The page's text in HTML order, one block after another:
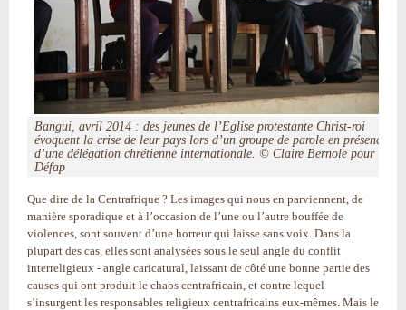
Bangui, avril 2014 : des jeunes de l’Eglise protestante Christ-roi
évoquent la crise de leur pays lors d’un groupe de parole en présence
d’une délégation chrétienne internationale. © Claire Bernole pour
Défap
Que dire de la Centrafrique ? Les images qui nous en parviennent, de
manière sporadique et à l’occasion de l’une ou l’autre bouffée de
violences, sont souvent d’une horreur qui laisse sans voix. Dans la
plupart des cas, elles sont analysées sous le seul angle du conflit
interreligieux - angle caricatural, laissant de côté une bonne partie des
causes qui ont produit le chaos centrafricain, et contre lequel
s’insurgent les responsables religieux centrafricains eux-mêmes. Mais le